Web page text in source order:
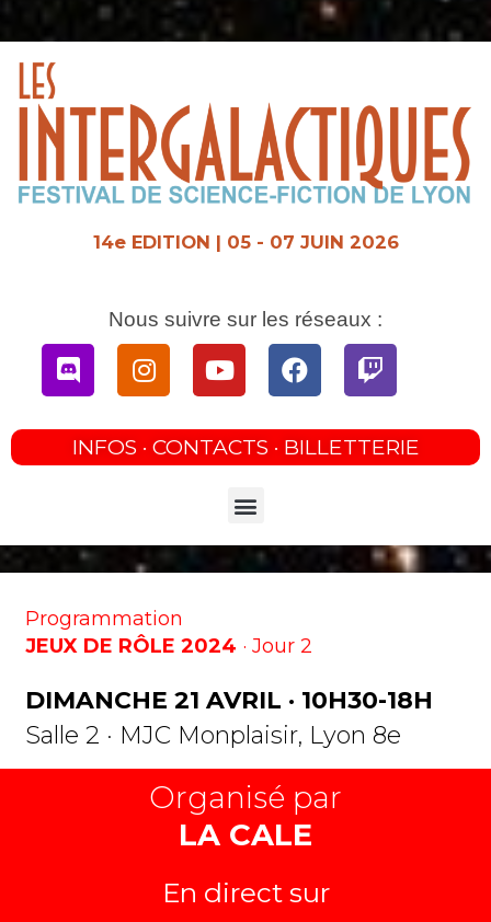
14e EDITION | 05 - 07 JUIN 2026
Nous suivre sur les réseaux :
DiscordInstagramYoutubeFacebookTwitch
INFOS · CONTACTS · BILLETTERIE
Menu
Programmation
JEUX DE RÔLE 2024 · Jour 2
DIMANCHE 21 AVRIL · 10H30-18H
Salle 2 · MJC Monplaisir, Lyon 8e
Organisé par
LA CALE
En direct sur